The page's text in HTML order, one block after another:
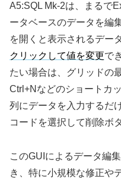
A5:SQL Mk-2は、まるで
ータベースのデータを編
を開くと表示されるデー
クリックして値を変更で
たい場合は、グリッドの
Ctrl+Nなどのショートカ
列にデータを入力するだ
コードを選択して削除ボ
このGUIによるデータ編
き、特に小規模な修正や